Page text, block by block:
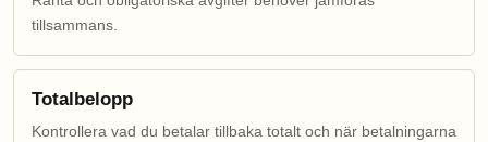
tillsammans.
Totalbelopp
Kontrollera vad du betalar tillbaka totalt och när betalningarna